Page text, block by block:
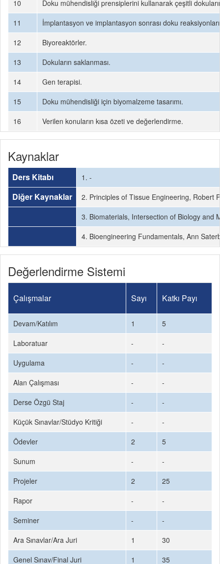
10
Doku mühendisliği prensiplerini kullanarak çeşitli
11
İmplantasyon ve implantasyon sonrası doku
12
Biyoreaktörler.
13
Dokuların saklanması.
14
Gen terapisi.
15
Doku mühendisliği için biyomalzeme tasarımı.
16
Verilen konuların kısa özeti ve değerlendirme.
Kaynaklar
Ders Kitabı 1. -
Diğer Kaynaklar
2. Principles of Tissue Engineering, Robert
3. Biomaterials, Intersection of Biology and
4. Bioengineering Fundamentals, Ann
Değerlendirme Sistemi
Çalışmalar Sayı Katkı Payı
Devam/Katılım 1
5
Laboratuar
-
-
Uygulama
-
-
Alan Çalışması
-
-
Derse Özgü Staj
-
-
Küçük Sınavlar/Stüdyo Kritiği
-
-
Ödevler
2
5
Sunum
-
-
Projeler
2
25
Rapor
-
-
Seminer
-
-
Ara Sınavlar/Ara Juri
1
30
Genel Sınav/Final Juri
1 35